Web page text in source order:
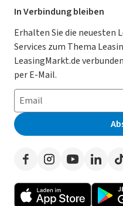
Für Händler
Kooperation mit
AGB
Datenschutz
Impressum
Erklärung zur
Presse
Ratgeber
Magazin
Datenschutz-
So funktioniert’s
Häufig gestellte Fragen
Leasing-Lexikon
Auto-Tests
Werben auf
Leasing Deals
Gebrauchtwagen Leasing
Leasing ohne Anzahlung
E-Auto Leasing
Privatleasing
Leasing-Vergleiche
Herstellerverzeichnis
Händlerverzeichnis
In Verbindung bleiben
Erhalten Sie die neuesten
Services zum Thema
LeasingMarkt.de
per E-Mail.